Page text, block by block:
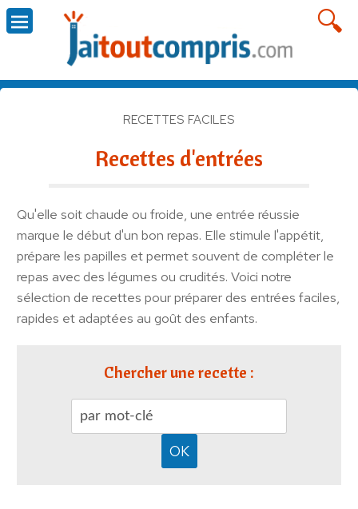
RECETTES FACILES
Recettes d'entrées
Qu'elle soit chaude ou froide, une entrée réussie
marque le début d'un bon repas. Elle stimule l'appétit,
prépare les papilles et permet souvent de compléter le
repas avec des légumes ou crudités. Voici notre
sélection de recettes pour préparer des entrées faciles,
rapides et adaptées au goût des enfants.
Chercher une recette :